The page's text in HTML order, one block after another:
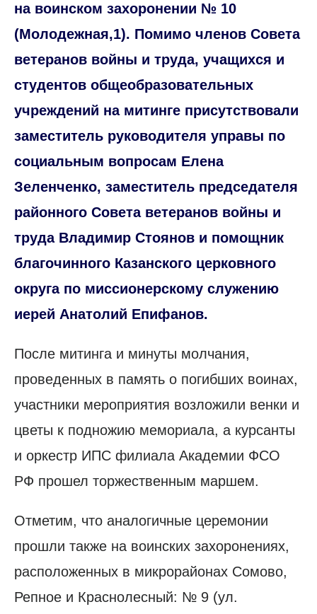
на воинском захоронении № 10
(Молодежная,1). Помимо членов Совета
ветеранов войны и труда, учащихся и
студентов общеобразовательных
учреждений на митинге присутствовали
заместитель руководителя управы по
социальным вопросам Елена
Зеленченко, заместитель председателя
районного Совета ветеранов войны и
труда Владимир Стоянов и помощник
благочинного Казанского церковного
округа по миссионерскому служению
иерей Анатолий Епифанов.
После митинга и минуты молчания,
проведенных в память о погибших воинах,
участники мероприятия возложили венки и
цветы к подножию мемориала, а курсанты
и оркестр ИПС филиала Академии ФСО
РФ прошел торжественным маршем.
Отметим, что аналогичные церемонии
прошли также на воинских захоронениях,
расположенных в микрорайонах Сомово,
Репное и Краснолесный: № 9 (ул.